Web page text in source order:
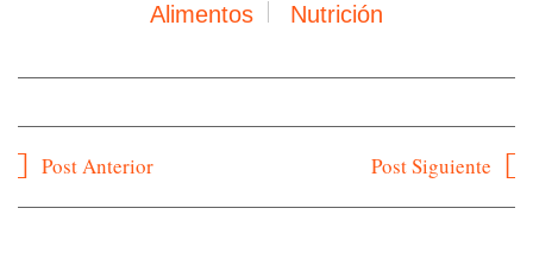
Alimentos Nutrición
Navegación
Post Anterior Post Siguiente